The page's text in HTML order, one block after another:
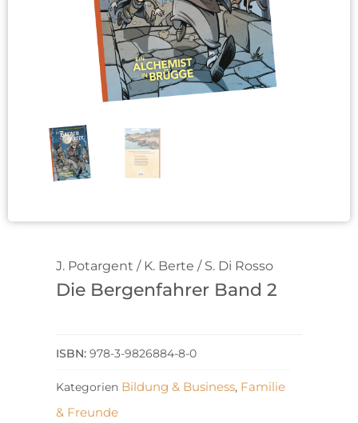
J. Potargent / K. Berte / S. Di Rosso
Die Bergenfahrer Band 2
978-3-9826884-8-0
Kategorien Bildung & Business, Familie
& Freunde